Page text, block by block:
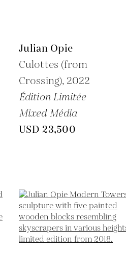
Julian Opie
Culottes (from
Crossing), 2022
Édition Limitée
Mixed Média
USD 23,500